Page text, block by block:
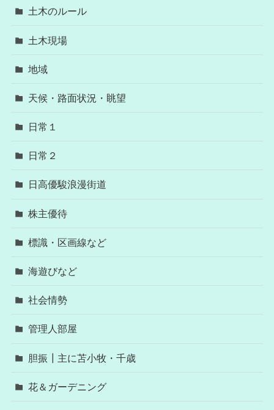
土木のルール
土木現場
地域
天候・路面状況・眺望
日常１
日常２
日高優駿浪漫街道
株主優待
標識・区画線など
海遊びなど
社会情勢
管理人部屋
胆振┃主に苫小牧・千歳
花＆ガーデニング